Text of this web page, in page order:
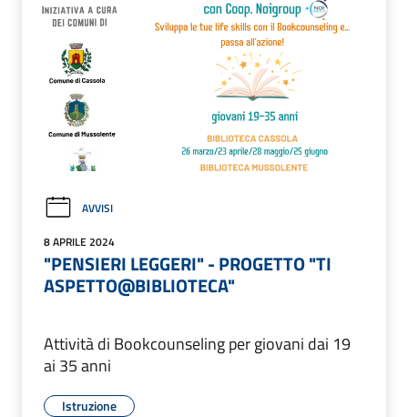
AVVISI
8 APRILE 2024
"PENSIERI LEGGERI" - PROGETTO "TI
ASPETTO@BIBLIOTECA"
Attività di Bookcounseling per giovani dai 19
ai 35 anni
Istruzione